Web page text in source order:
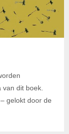
dit boek.
gelokt door de